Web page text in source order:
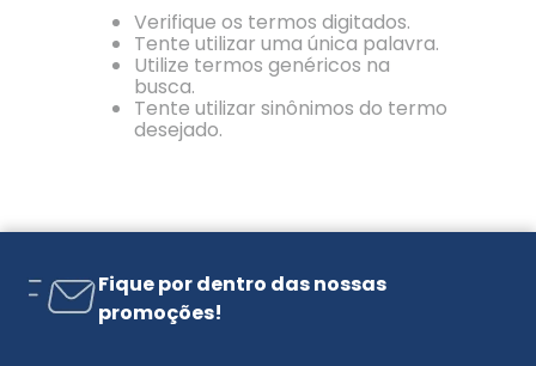
Verifique os termos digitados.
Tente utilizar uma única palavra.
Utilize termos genéricos na
busca.
Tente utilizar sinônimos do termo
desejado.
Fique por dentro das nossas
promoções!